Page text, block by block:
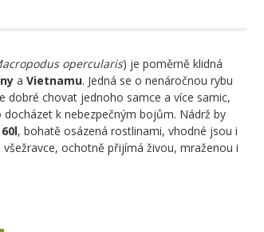
opercularis) je poměrně klidná
a Vietnamu. Jedná se o nenáročnou rybu
dobré chovat jednoho samce a více samic,
k nebezpečným bojům. Nádrž by
60l, bohatě osázená rostlinami, vhodné jsou i
ochotně přijímá živou, mraženou i